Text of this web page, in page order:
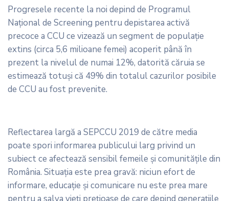
Progresele recente la noi depind de Programul
Național de Screening pentru depistarea activă
precoce a CCU ce vizează un segment de populație
extins (circa 5,6 milioane femei) acoperit până în
prezent la nivelul de numai 12%, datorită căruia se
estimează totuși că 49% din totalul cazurilor posibile
de CCU au fost prevenite.
Reflectarea largă a SEPCCU 2019 de către media
poate spori informarea publicului larg privind un
subiect ce afectează sensibil femeile și comunităţile din
România. Situaţia este prea gravă: niciun efort de
informare, educaţie şi comunicare nu este prea mare
pentru a salva vieţi prețioase de care depind generațiile